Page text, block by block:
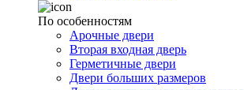
По особенностям
Арочные двери
Вторая входная дверь
Герметичные двери
Двери больших размеров